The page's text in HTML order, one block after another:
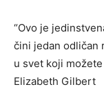
“Ovo je
čini jedan odličan
u svet koji
Elizabeth Gilbert